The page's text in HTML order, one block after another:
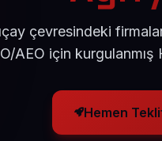
çevresindeki
AEO için kurgulanmış
Hemen